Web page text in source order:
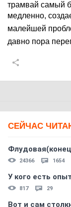
трамвай самый
медленно,
малейшей
давно пора
СЕЙЧАС
24366 1654
У кого есть
817 29
Вот и сам